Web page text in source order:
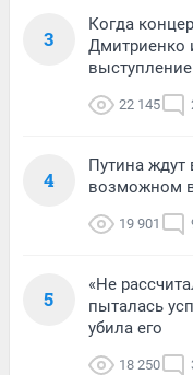
3
Когда
Дмитриенко
22 145
4
Путина ждут
возможном
19 901
5
«Не
пыталась
убила его
18 250